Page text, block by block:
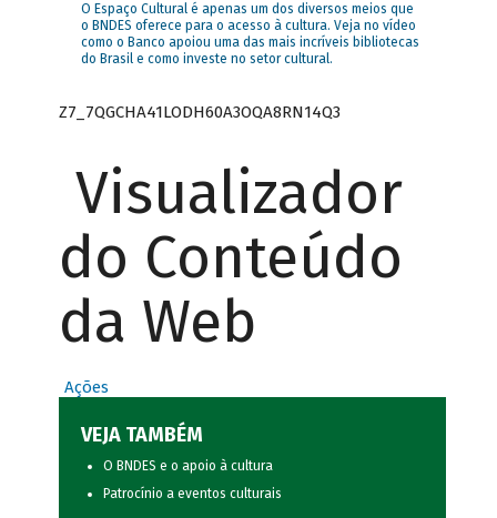
O Espaço Cultural é apenas um dos diversos meios que
o BNDES oferece para o acesso à cultura. Veja no vídeo
como o Banco apoiou uma das mais incríveis bibliotecas
do Brasil e como investe no setor cultural.
Z7_7QGCHA41LODH60A3OQA8RN14Q3
Visualizador
do Conteúdo
da Web
Ações
VEJA TAMBÉM
O BNDES e o apoio à cultura
Patrocínio a eventos culturais